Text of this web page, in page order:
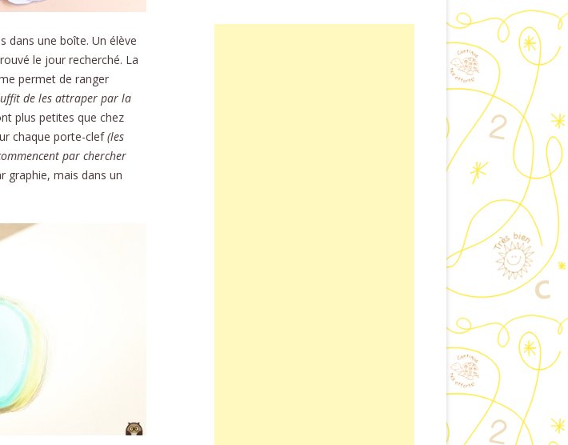
dans une boîte. Un élève
le jour recherché. La
permet de ranger
de les attraper par la
plus petites que chez
chaque porte-clef(les
par chercher
graphie, mais dans un